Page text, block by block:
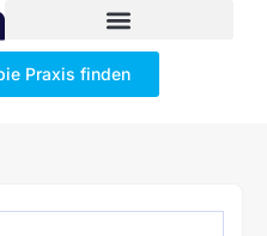
Praxis finden